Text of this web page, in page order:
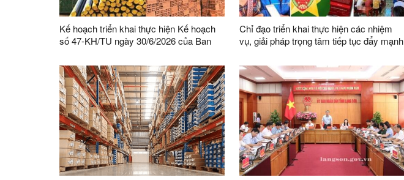
Kế hoạch triển khai thực hiện Kế hoạch
số 47-KH/TU ngày 30/6/2026 của Ban
03-CT/TW ngày 03/02/2026 của Ban Bí
thư về tăng cường sự lãnh đạo của Đảng
đối với công tác quản lý, phát triển vật
liệu xây dựng trong giai đoạn mới
Chỉ đạo triển khai thực hiện các nhiệm
vụ, giải pháp trọng tâm tiếp tục đẩy mạnh
bàn tỉnh